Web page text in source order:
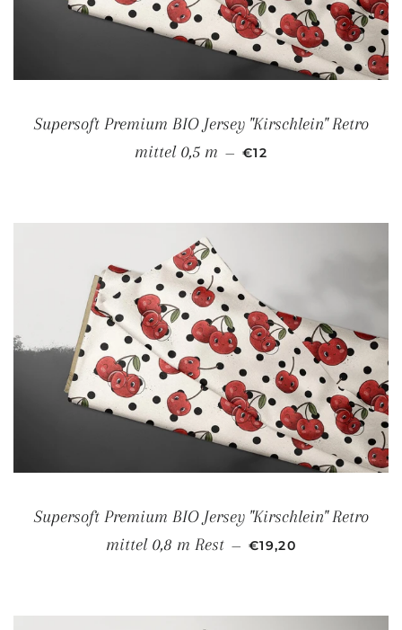
Supersoft Premium BIO Jersey "Kirschlein" Retro
mittel 0,5 m — NORMALER PREIS
€12
Supersoft Premium BIO Jersey "Kirschlein" Retro
mittel 0,8 m Rest — NORMALER PREIS
€19,20